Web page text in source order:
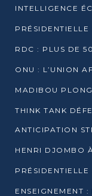
THINK TANK
ANTICIPATION STRATÉGIQUE ET